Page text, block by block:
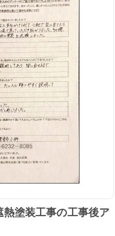
熱塗装工事の工事後ア